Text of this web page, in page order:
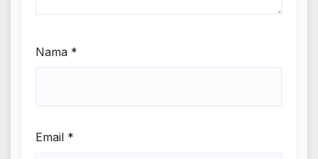
Nama *
Email *